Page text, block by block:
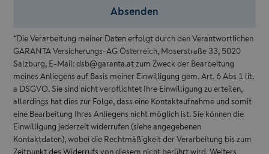
Absenden
*Die Verarbeitung meiner Daten erfolgt durch den Verantwortlichen
GARANTA Versicherungs-AG Österreich, Moserstraße 33, 5020
Salzburg, E-Mail: dsb@garanta.at zum Zweck der Bearbeitung
meines Anliegens auf Basis meiner Einwilligung gem. Art. 6 Abs 1 lit.
a DSGVO. Sie sind nicht verpflichtet Ihre Einwilligung zu erteilen,
allerdings hat dies zur Folge, dass eine Kontaktaufnahme und somit
eine Bearbeitung Ihres Anliegens nicht möglich ist. Sie können die
Einwilligung jederzeit widerrufen (siehe angegebenen
Kontaktdaten), wobei die Rechtmäßigkeit der Verarbeitung bis zum
Zeitpunkt des Widerrufs von diesem nicht berührt wird. Weiters